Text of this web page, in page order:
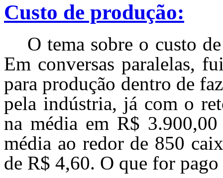
Custo de produção:
O tema sobre o custo
Em conversas paralelas,
para produção dentro de
pela indústria, já com o
na média em R$
média ao redor de 850
de R$ 4,60. O que for